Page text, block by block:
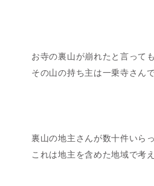
お寺の裏山が崩れたと言っても
その山の持ち主は一乗寺さん
裏山の地主さんが数十件いら
これは地主を含めた地域で考